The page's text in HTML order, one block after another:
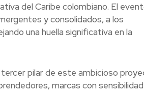
del Caribe colombiano. El
y consolidados, a los
una huella significativa en la
pilar de este ambicioso
marcas con sensibilidad